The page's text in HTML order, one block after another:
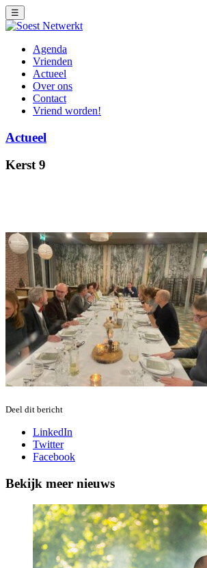
☰
Agenda
Vrienden
Actueel
Over ons
Contact
Vriend worden!
Actueel
Kerst 9
Deel dit bericht
LinkedIn
Twitter
Facebook
Bekijk meer nieuws